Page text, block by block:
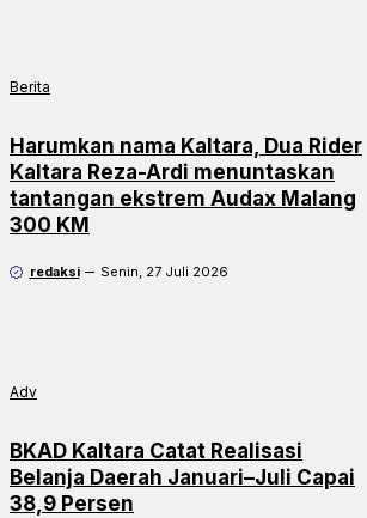
Berita
Harumkan nama Kaltara, Dua Rider
Kaltara Reza-Ardi menuntaskan
tantangan ekstrem Audax Malang
300 KM
redaksi Senin, 27 Juli 2026
Adv
BKAD Kaltara Catat Realisasi
Belanja Daerah Januari–Juli Capai
38,9 Persen